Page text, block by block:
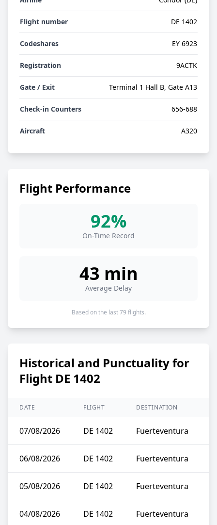
Flight number DE 1402
Codeshares EY 6923
Registration 9ACTK
Gate / Exit Terminal 1 Hall B, Gate A13
Check-in Counters 656-688
Aircraft A320
Flight Performance
92%
On-Time Record
43 min
Average Delay
Based on the last 79 flights.
Historical and Punctuality for
Flight DE 1402
DATE FLIGHT DESTINATION
07/08/2026 DE 1402 Fuerteventura
06/08/2026 DE 1402 Fuerteventura
05/08/2026 DE 1402 Fuerteventura
04/08/2026 DE 1402 Fuerteventura